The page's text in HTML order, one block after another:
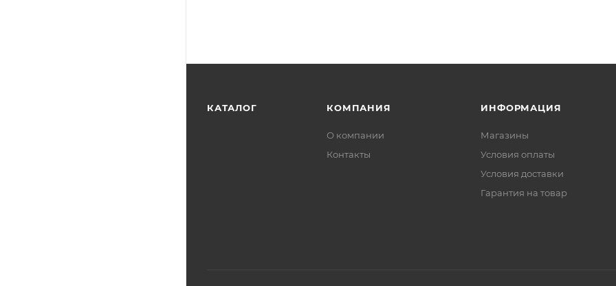
КАТАЛОГ КОМПАНИЯ
О компании
Контакты
ИНФОРМАЦИЯ
Магазины
Условия оплаты
Условия доставки
Гарантия на товар